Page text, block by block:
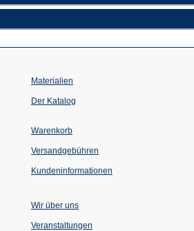
Materialien
Der Katalog
Warenkorb
Versandgebühren
Kundeninformationen
Wir über uns
Veranstaltungen